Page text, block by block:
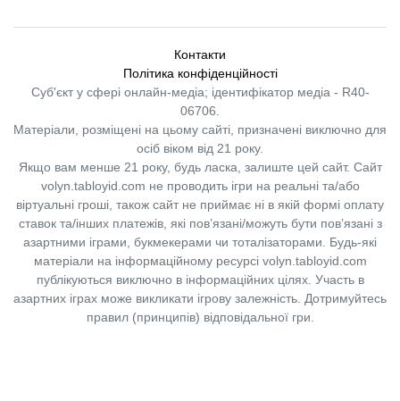
Контакти
Політика конфіденційності
Суб'єкт у сфері онлайн-медіа; ідентифікатор медіа - R40-
06706.
Матеріали, розміщені на цьому сайті, призначені виключно для
осіб віком від 21 року.
Якщо вам менше 21 року, будь ласка, залиште цей сайт. Сайт
volyn.tabloyid.com не проводить ігри на реальні та/або
віртуальні гроші, також сайт не приймає ні в якій формі оплату
ставок та/інших платежів, які пов’язані/можуть бути пов’язані з
азартними іграми, букмекерами чи тоталізаторами. Будь-які
матеріали на інформаційному ресурсі volyn.tabloyid.com
публікуються виключно в інформаційних цілях. Участь в
азартних іграх може викликати ігрову залежність. Дотримуйтесь
правил (принципів) відповідальної гри.